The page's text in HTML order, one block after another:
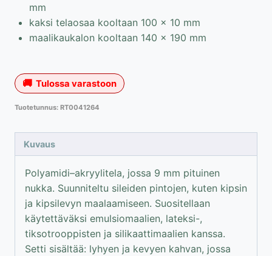
mm
kaksi telaosaa kooltaan 100 × 10 mm
maalikaukalon kooltaan 140 × 190 mm
Tulossa varastoon
Tuotetunnus: RT0041264
Kuvaus
Polyamidi–akryylitela, jossa 9 mm pituinen
nukka. Suunniteltu sileiden pintojen, kuten kipsin
ja kipsilevyn maalaamiseen. Suositellaan
käytettäväksi emulsiomaalien, lateksi-,
tiksotrooppisten ja silikaattimaalien kanssa.
Setti sisältää: lyhyen ja kevyen kahvan, jossa